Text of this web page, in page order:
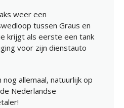
weer een
tussen Graus en
krijgt als eerste een tank
voor zijn dienstauto
nog allemaal, natuurlijk op
Nederlandse